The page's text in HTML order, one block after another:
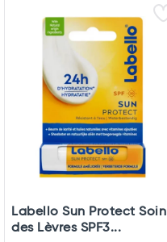
Labello Sun Protect Soin
des Lèvres SPF3...